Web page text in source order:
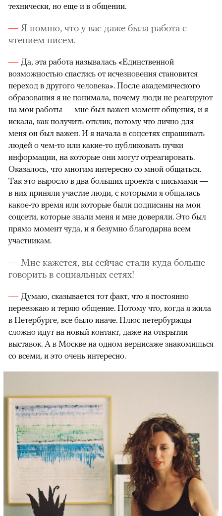
технически, но еще и в общении.
Я помню, что у вас даже была работа с
чтением писем.
Да, эта работа называлась «Единственной
возможностью спастись от исчезновения становится
переход в другого человека». После академического
образования я не понимала, почему люди не реагируют
на мои работы — мне был важен момент общения, и я
искала, как получить отклик, потому что лично для
меня он был важен. И я начала в соцсетях спрашивать
людей о чем-то или какие-то публиковать пучки
информации, на которые они могут отреагировать.
Оказалось, что многим интересно со мной общаться.
Так это выросло в два больших проекта с письмами —
в них приняли участие люди, с которыми я общалась
какое-то время или которые были подписаны на мои
соцсети, которые знали меня и мне доверяли. Это был
прямо момент чуда, и я безумно благодарна всем
участникам.
Мне кажется, вы сейчас стали куда больше
говорить в социальных сетях!
Думаю, сказывается тот факт, что я постоянно
переезжаю и теряю общение. Потому что, когда я жила
в Петербурге, все было иначе. Плюс петербуржцы
сложно идут на новый контакт, даже на открытии
выставок. А в Москве на одном вернисаже знакомишься
со всеми, и это очень интересно.